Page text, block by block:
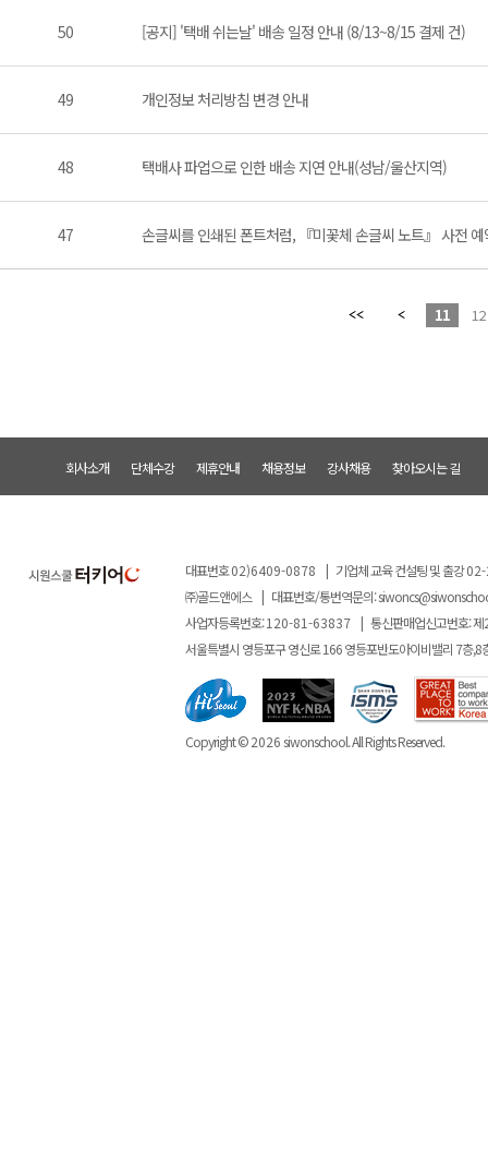
50 [공지] '택배 쉬는날' 배송 일정 안내 (8/13~8/15 결제 건)
49 개인정보 처리방침 변경 안내
48 택배사 파업으로 인한 배송 지연 안내(성남/울산지역)
47 손글씨를 인쇄된 폰트처럼, 『미꽃체 손글씨 노트』 사전
11 12
회사소개 단체수강 제휴안내 채용정보 강사채용 찾아오시는 길
대표번호02)6409-0878 | 기업체 교육 컨설팅 및 출강
㈜골드앤에스 | 대표번호/통번역문의:
사업자등록번호:120-81-63837 | 통신판매업신고번호: 제
서울특별시 영등포구 영신로 166 영등포반도아이비밸리 7층,8
Copyright ©2026siwonschool. All Rights Reserved.